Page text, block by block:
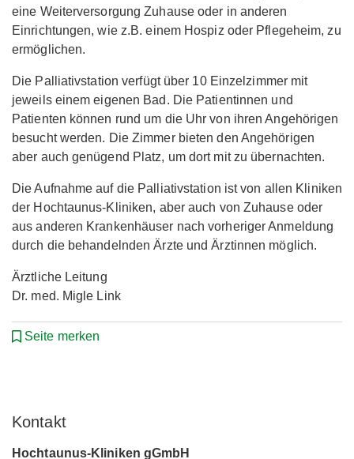
eine Weiterversorgung Zuhause oder in anderen
Einrichtungen, wie z.B. einem Hospiz oder Pflegeheim, zu
ermöglichen.
Die Palliativstation verfügt über 10 Einzelzimmer mit
jeweils einem eigenen Bad. Die Patientinnen und
Patienten können rund um die Uhr von ihren Angehörigen
besucht werden. Die Zimmer bieten den Angehörigen
aber auch genügend Platz, um dort mit zu übernachten.
Die Aufnahme auf die Palliativstation ist von allen Kliniken
der Hochtaunus-Kliniken, aber auch von Zuhause oder
aus anderen Krankenhäuser nach vorheriger Anmeldung
durch die behandelnden Ärzte und Ärztinnen möglich.
Ärztliche Leitung
Dr. med. Migle Link
Seite merken
Kontakt
Hochtaunus-Kliniken gGmbH